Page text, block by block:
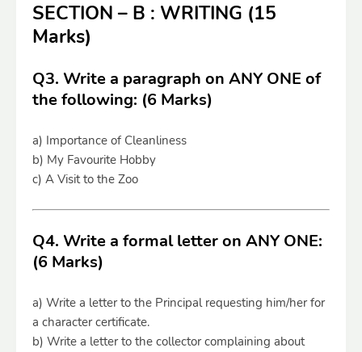
SECTION – B : WRITING (15
Marks)
Q3. Write a paragraph on ANY ONE of
the following: (6 Marks)
a) Importance of Cleanliness
b) My Favourite Hobby
c) A Visit to the Zoo
Q4. Write a formal letter on ANY ONE:
(6 Marks)
a) Write a letter to the Principal requesting him/her for
a character certificate.
b) Write a letter to the collector complaining about